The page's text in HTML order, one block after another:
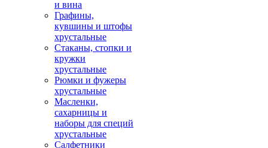
и вина
Графины,
кувшины и штофы
хрустальные
Стаканы, стопки и
кружки
хрустальные
Рюмки и фужеры
хрустальные
Масленки,
сахарницы и
наборы для специй
хрустальные
Салфетники